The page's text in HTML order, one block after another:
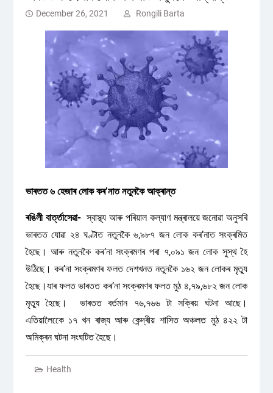
December 26, 2021 Rongili Barta
ভাৰতত ৬ হেজাৰ লোক কৰ’নাত নতুনকৈ আক্ৰান্ত
ৰঙিলী বাৰ্ত্তাসেৱা-স্বাস্থ্য আৰু পৰিয়াল কল্যাণ মন্ত্ৰালয়ে জনোৱা অনুসৰি
ভাৰতত যোৱা ২৪ ঘণ্টাত নতুনকৈ ৬,৯৮৭ জন লোক কৰ’নাত সংক্ৰমিত
হৈছে। আৰু নতুনকৈ কৰ’না সংক্ৰমণৰ পৰা ৭,০৯১ জন লোক সুস্থ হৈ
উঠিছে। কৰ’না সংক্ৰমণৰ ফলত দেশখনত নতুনকৈ ১৬২ জন লোকৰ মৃত্যু
হৈছে।যাৰ ফলত ভাৰতত কৰ’না সংক্ৰমণৰ ফলত মুঠ ৪,৭৯,৬৮২ জন লোক
মৃত্যু হৈছে। ভাৰতত বৰ্তমান ৭৬,৭৬৬ টা সক্ৰিয় ঘটনা আছে।
এতিয়ালৈকেে ১৭ খন ৰাজ্য আৰু কেন্দ্ৰীয় শাসিত অঞ্চলত মুঠ ৪২২ টা
অমিক্ৰন ঘটনা সংঘটিত হৈছে।
Health